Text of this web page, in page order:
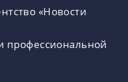
«Новости
профессиональной